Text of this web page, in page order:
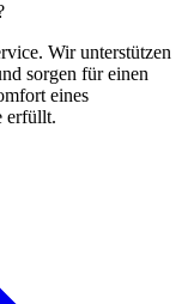
Wir unterstützen
sorgen für einen
eines
erfüllt.